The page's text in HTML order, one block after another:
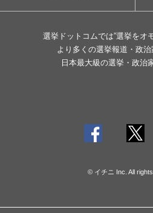
選挙ドットコムでは”選挙をオ
より多くの選挙報道・政
日本最大級の選挙・政治
© イチニ Inc. All